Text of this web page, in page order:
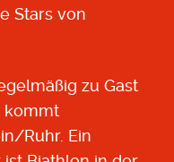
Stars von
zu Gast
kommt
Ruhr. Ein